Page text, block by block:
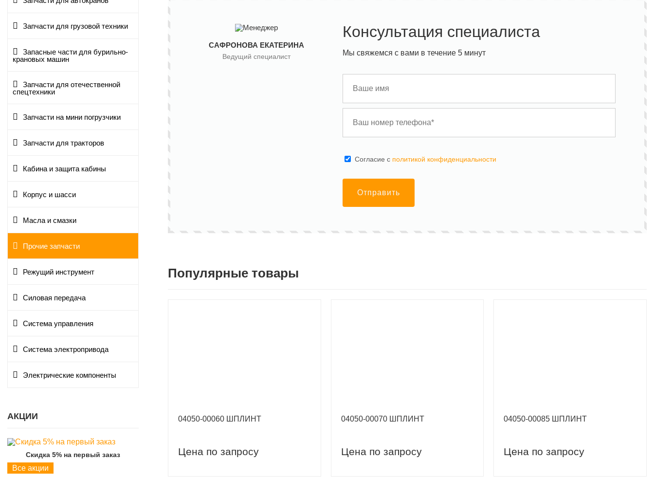
Запчасти для грузовой техники
Запасные части для бурильно-
крановых машин
Запчасти для отечественной
спецтехники
Запчасти на мини погрузчики
Запчасти для тракторов
Кабина и защита кабины
Корпус и шасси
Масла и смазки
Прочие запчасти
Режущий инструмент
Силовая передача
Система управления
Система электропривода
Электрические компоненты
АКЦИИ
Скидка 5% на первый заказ Скидка 5% на первый заказ Скидка 5% на первый заказ
Все акции
САФРОНОВА ЕКАТЕРИНА
Ведущий специалист
Консультация специалиста
Мы свяжемся с вами в течение 5 минут
Cогласие с политикой конфиденциальности
Отправить
Популярные товары
04050-00060 ШПЛИНТ
Цена по запросу
04050-00070 ШПЛИНТ
Цена по запросу
04050-00085 ШПЛИНТ
Цена по запросу